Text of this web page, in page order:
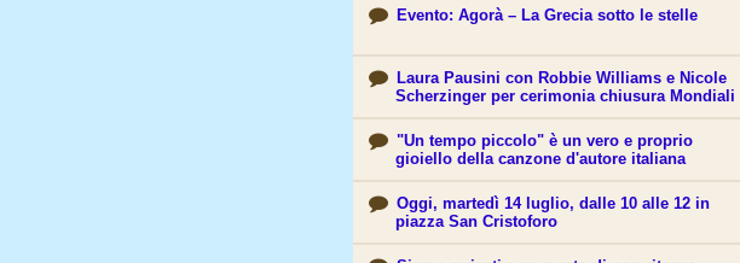
Evento: Agorà – La Grecia sotto le stelle
Laura Pausini con Robbie Williams e Nicole
Scherzinger per cerimonia chiusura Mondiali
"Un tempo piccolo" è un vero e proprio
gioiello della canzone d'autore italiana
Oggi, martedì 14 luglio, dalle 10 alle 12 in
piazza San Cristoforo